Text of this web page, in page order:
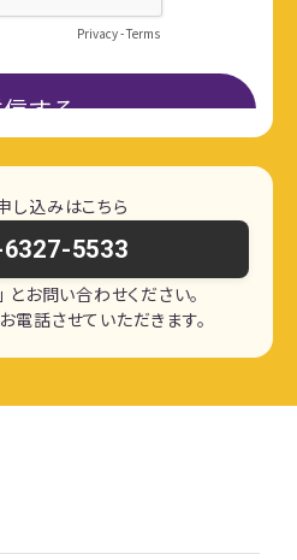
し込みはこちら
5533
とお問い合わせください。
電話させていただきます。